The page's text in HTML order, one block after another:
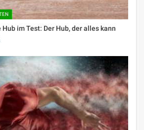
im Test: Der Hub, der alles kann